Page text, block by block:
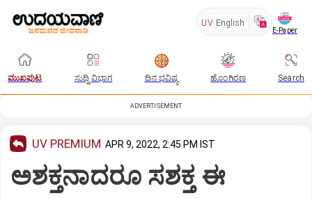
UV English
E-Paper
ಮುಖಪುಟ ಸುದ್ದಿ ವಿಭಾಗ ದಿನ ಭವಿಷ್ಯ ಹೊಂಗಿರಣ Search
ADVERTISEMENT
UV PREMIUM APR 9, 2022, 2:45 PM IST
ಅಶಕ್ತನಾದರೂ ಸಶಕ್ತ ಈ